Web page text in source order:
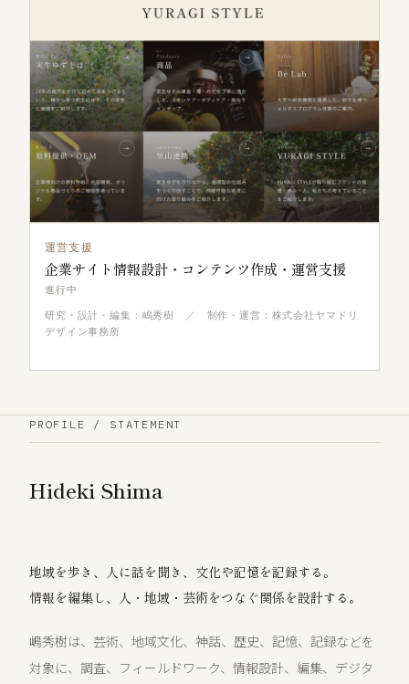
運営支援
企業サイト情報設計・コンテンツ作成・運営支援
進行中
研究・設計・編集：嶋秀樹 ／ 制作・運営：株式会社ヤマドリ
デザイン事務所
PROFILE / STATEMENT
Hideki Shima
地域を歩き、人に話を聞き、文化や記憶を記録する。
情報を編集し、人・地域・芸術をつなぐ関係を設計する。
嶋秀樹は、芸術、地域文化、神話、歴史、記憶、記録などを
対象に、調査、フィールドワーク、情報設計、編集、デジタ